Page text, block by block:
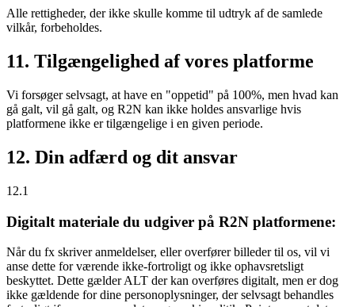
Alle rettigheder, der ikke skulle komme til udtryk af de samlede
vilkår, forbeholdes.
11. Tilgængelighed af vores platforme
Vi forsøger selvsagt, at have en "oppetid" på 100%, men hvad kan
gå galt, vil gå galt, og R2N kan ikke holdes ansvarlige hvis
platformene ikke er tilgængelige i en given periode.
12. Din adfærd og dit ansvar
12.1
Digitalt materiale du udgiver på R2N platformene:
Når du fx skriver anmeldelser, eller overfører billeder til os, vil vi
anse dette for værende ikke-fortroligt og ikke ophavsretsligt
beskyttet. Dette gælder ALT der kan overføres digitalt, men er dog
ikke gældende for dine personoplysninger, der selvsagt behandles